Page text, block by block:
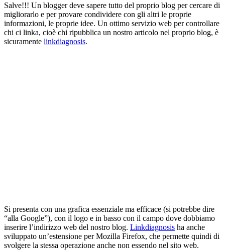
Salve!!! Un blogger deve sapere tutto del proprio blog per cercare di
migliorarlo e per provare condividere con gli altri le proprie
informazioni, le proprie idee. Un ottimo servizio web per controllare
chi ci linka, cioè chi ripubblica un nostro articolo nel proprio blog, è
sicuramente linkdiagnosis.
Si presenta con una grafica essenziale ma efficace (si potrebbe dire
“alla Google”), con il logo e in basso con il campo dove dobbiamo
inserire l’indirizzo web del nostro blog. Linkdiagnosis ha anche
sviluppato un’estensione per Mozilla Firefox, che permette quindi di
svolgere la stessa operazione anche non essendo nel sito web.